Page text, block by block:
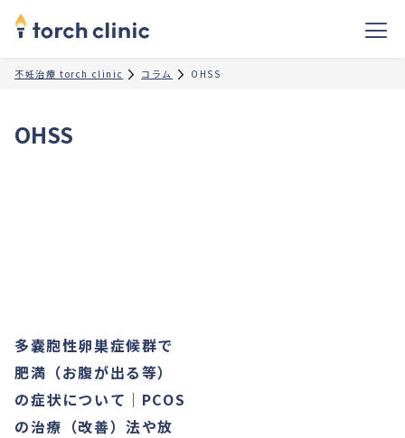
不妊治療 torch clinic コラム OHSS
OHSS
多嚢胞性卵巣症候群で
肥満（お腹が出る等）
の症状について｜PCOS
の治療（改善）法や放